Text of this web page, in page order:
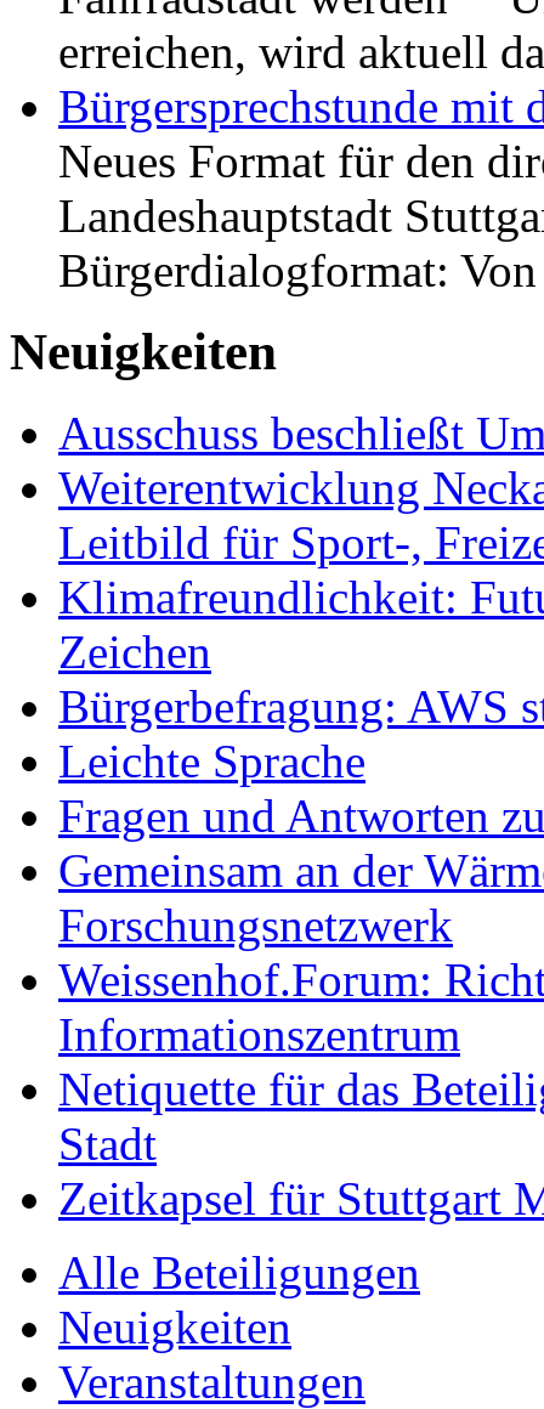
erreichen, wird aktuell
Bürgersprechstunde mit
Neues Format für den
Landeshauptstadt
Bürgerdialogformat:
Neuigkeiten
Ausschuss beschließt
Weiterentwicklung
Leitbild für Sport-,
Klimafreundlichkeit:
Zeichen
Bürgerbefragung: AWS
Leichte Sprache
Fragen und Antworten
Gemeinsam an der
Forschungsnetzwerk
Weissenhof.Forum:
Informationszentrum
Netiquette für das
Stadt
Zeitkapsel für Stuttgart
Alle Beteiligungen
Neuigkeiten
Veranstaltungen